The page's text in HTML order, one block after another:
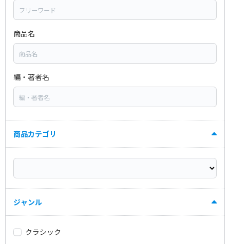
商品名
編・著者名
商品カテゴリ
ジャンル
クラシック